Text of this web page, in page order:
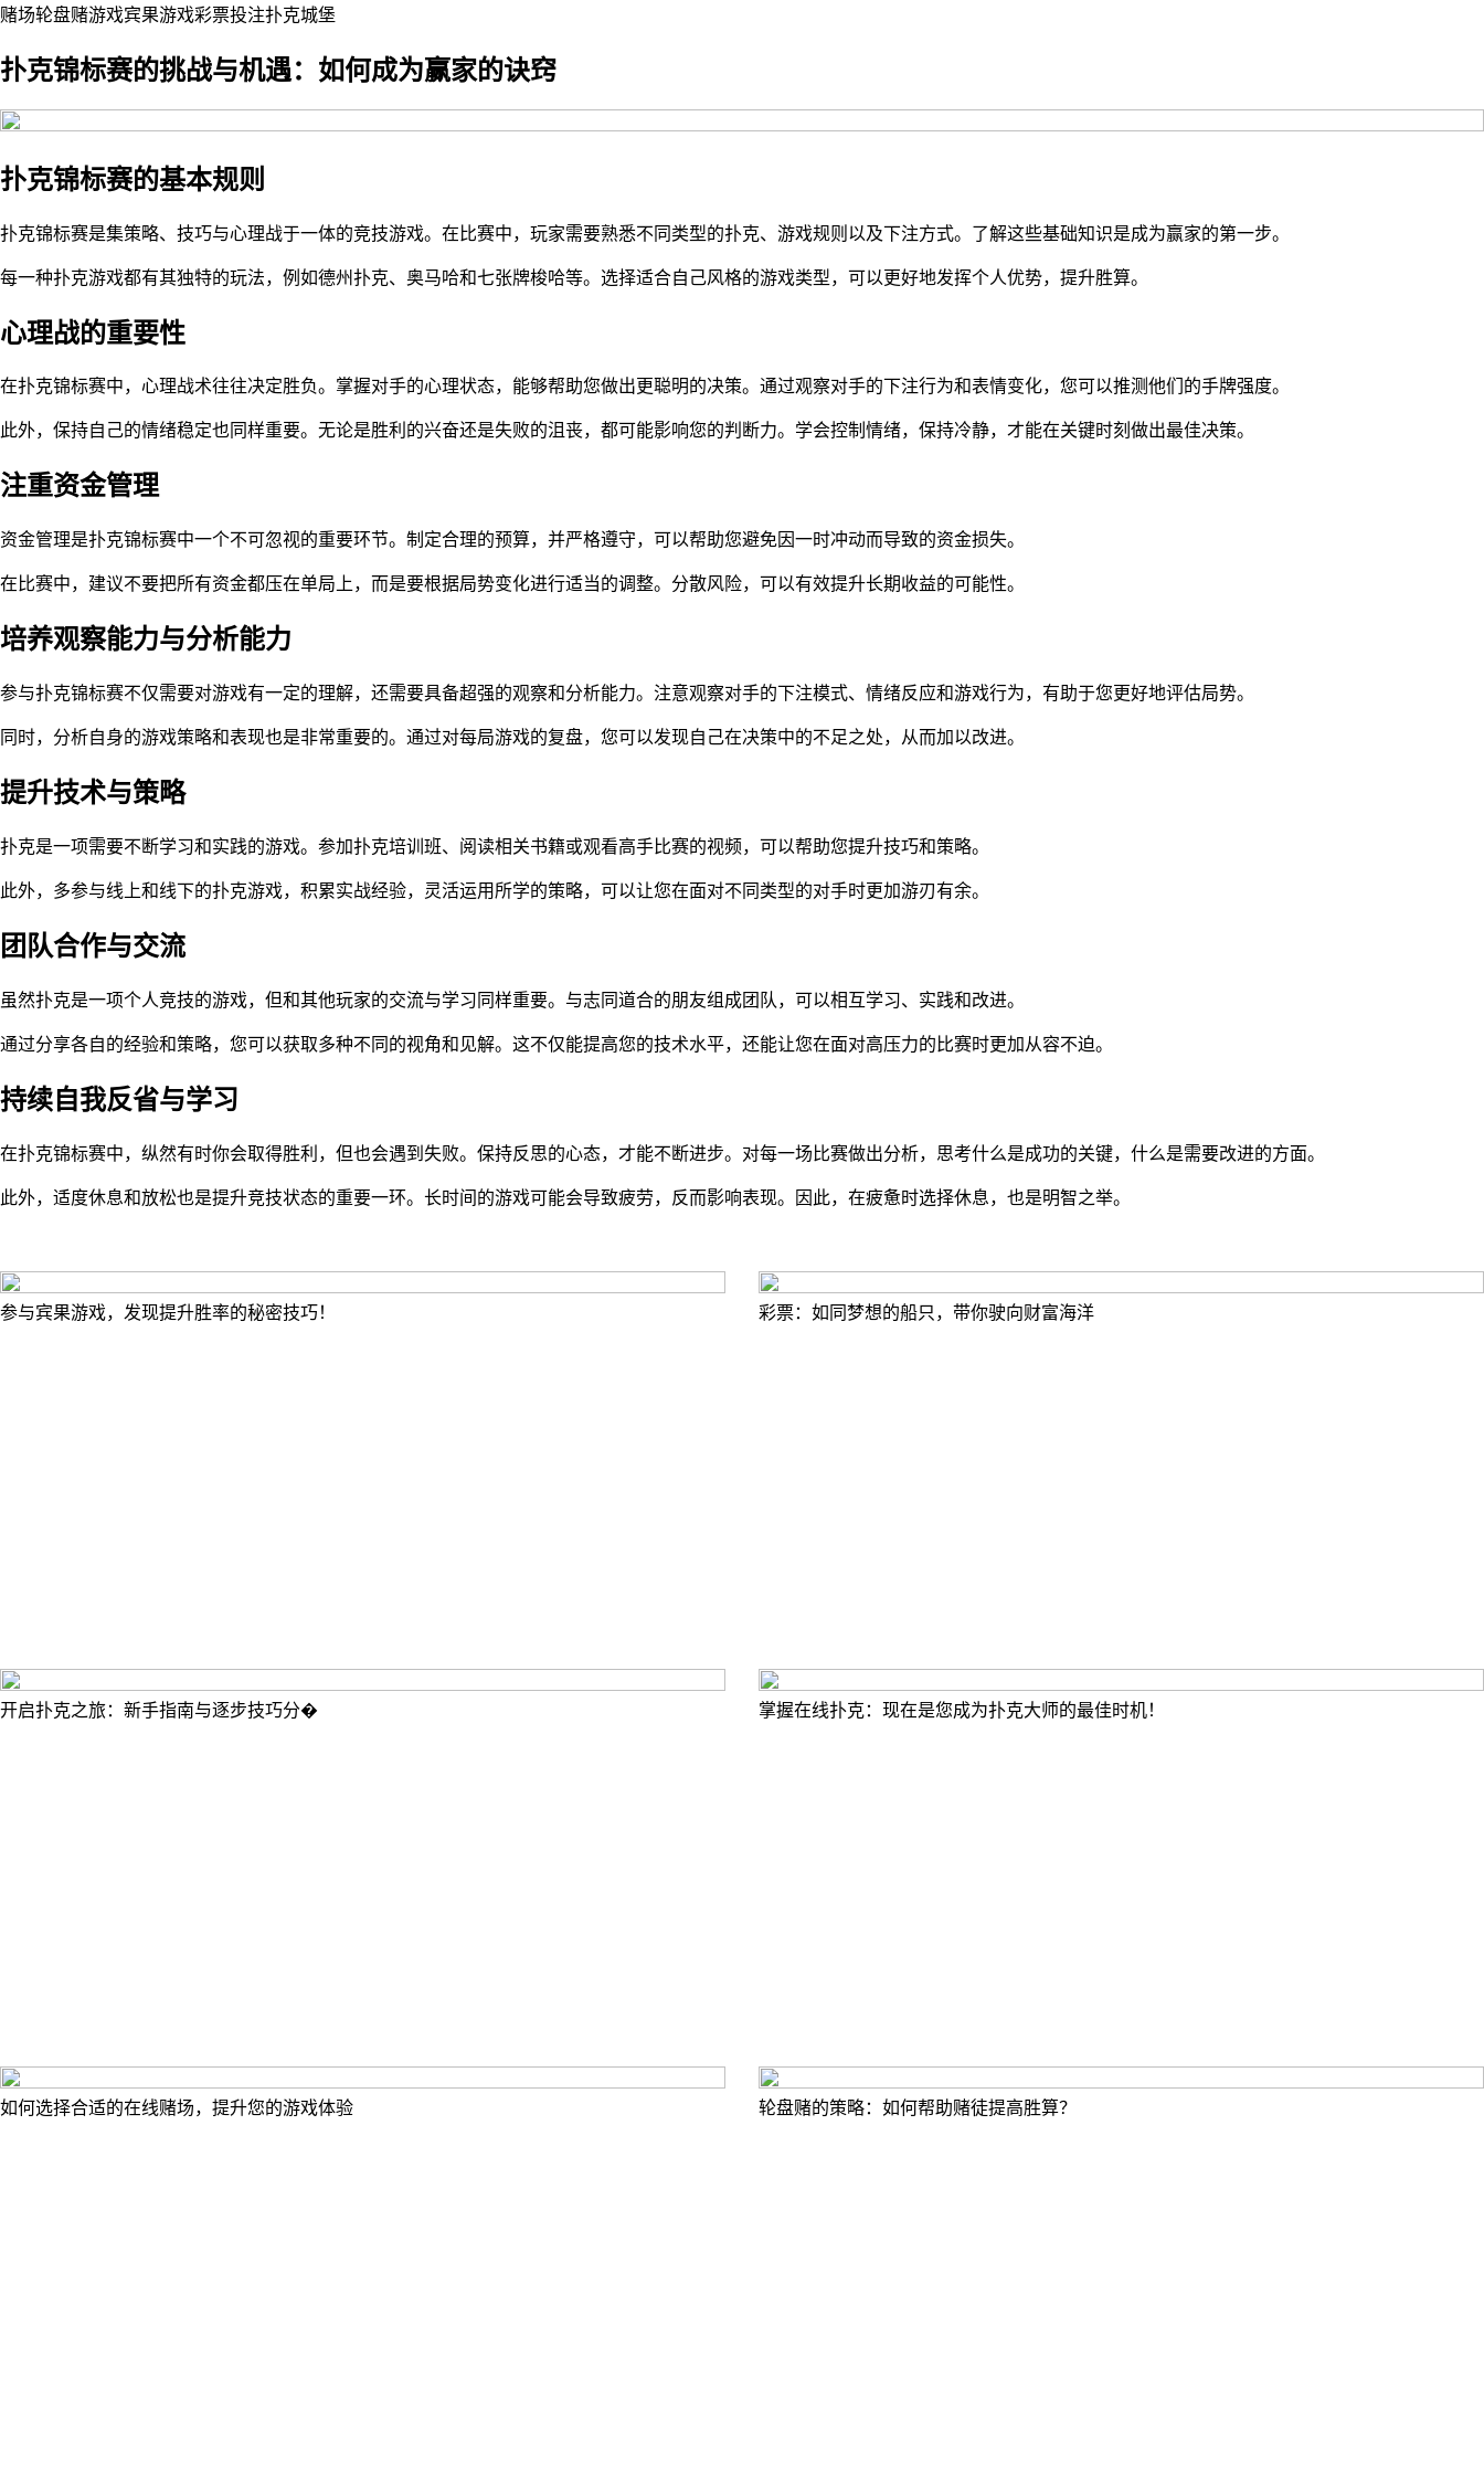
赌场轮盘赌游戏宾果游戏彩票投注扑克城堡
扑克锦标赛的挑战与机遇：如何成为赢家的诀窍
扑克锦标赛的基本规则
扑克锦标赛是集策略、技巧与心理战于一体的竞技游戏。在比赛中，玩家需要熟悉不同类型的扑克、游戏规则以及下注方式。了解这些基础知识是成为赢家的第一步。
每一种扑克游戏都有其独特的玩法，例如德州扑克、奥马哈和七张牌梭哈等。选择适合自己风格的游戏类型，可以更好地发挥个人优势，提升胜算。
心理战的重要性
在扑克锦标赛中，心理战术往往决定胜负。掌握对手的心理状态，能够帮助您做出更聪明的决策。通过观察对手的下注行为和表情变化，您可以推测他们的手牌强度。
此外，保持自己的情绪稳定也同样重要。无论是胜利的兴奋还是失败的沮丧，都可能影响您的判断力。学会控制情绪，保持冷静，才能在关键时刻做出最佳决策。
注重资金管理
资金管理是扑克锦标赛中一个不可忽视的重要环节。制定合理的预算，并严格遵守，可以帮助您避免因一时冲动而导致的资金损失。
在比赛中，建议不要把所有资金都压在单局上，而是要根据局势变化进行适当的调整。分散风险，可以有效提升长期收益的可能性。
培养观察能力与分析能力
参与扑克锦标赛不仅需要对游戏有一定的理解，还需要具备超强的观察和分析能力。注意观察对手的下注模式、情绪反应和游戏行为，有助于您更好地评估局势。
同时，分析自身的游戏策略和表现也是非常重要的。通过对每局游戏的复盘，您可以发现自己在决策中的不足之处，从而加以改进。
提升技术与策略
扑克是一项需要不断学习和实践的游戏。参加扑克培训班、阅读相关书籍或观看高手比赛的视频，可以帮助您提升技巧和策略。
此外，多参与线上和线下的扑克游戏，积累实战经验，灵活运用所学的策略，可以让您在面对不同类型的对手时更加游刃有余。
团队合作与交流
虽然扑克是一项个人竞技的游戏，但和其他玩家的交流与学习同样重要。与志同道合的朋友组成团队，可以相互学习、实践和改进。
通过分享各自的经验和策略，您可以获取多种不同的视角和见解。这不仅能提高您的技术水平，还能让您在面对高压力的比赛时更加从容不迫。
持续自我反省与学习
在扑克锦标赛中，纵然有时你会取得胜利，但也会遇到失败。保持反思的心态，才能不断进步。对每一场比赛做出分析，思考什么是成功的关键，什么是需要改进的方面。
此外，适度休息和放松也是提升竞技状态的重要一环。长时间的游戏可能会导致疲劳，反而影响表现。因此，在疲惫时选择休息，也是明智之举。
参与宾果游戏，发现提升胜率的秘密技巧！ 彩票：如同梦想的船只，带你驶向财富海洋
开启扑克之旅：新手指南与逐步技巧分� 掌握在线扑克：现在是您成为扑克大师的最佳时机！
如何选择合适的在线赌场，提升您的游戏体验 轮盘赌的策略：如何帮助赌徒提高胜算？